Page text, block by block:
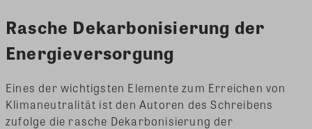
Rasche Dekarbonisierung der
Energieversorgung
Eines der wichtigsten Elemente zum Erreichen von
Klimaneutralität ist den Autoren des Schreibens
zufolge die rasche Dekarbonisierung der